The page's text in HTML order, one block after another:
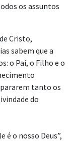
os assuntos
Cristo,
sabem que a
o Pai, o Filho e o
tanto os
do
é o nosso Deus”,